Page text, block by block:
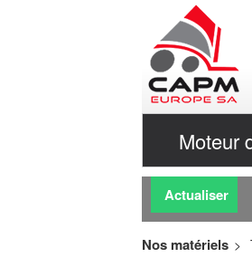
Moteur
Actualiser
Nos matériels